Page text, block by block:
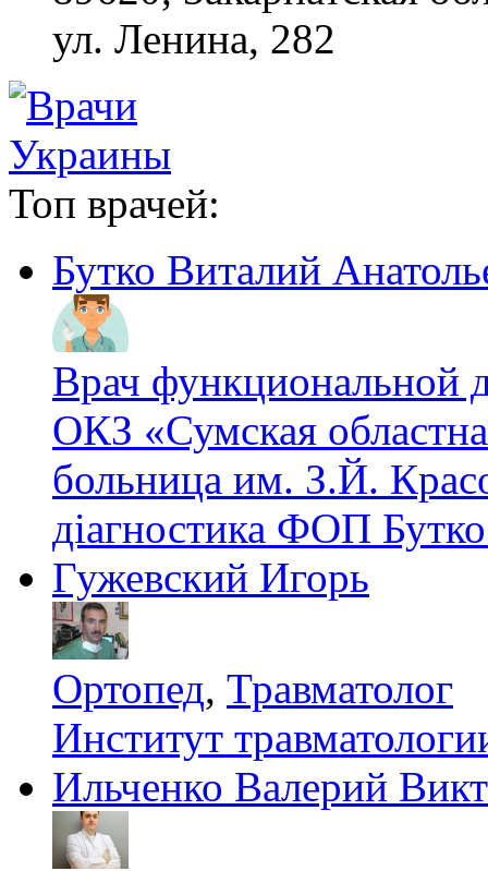
ул. Ленина, 282
Топ врачей:
Бутко Виталий
Врач функциональной
ОКЗ «Сумская
больница им. З.Й.
діагностика ФОП
Гужевский Игорь
Ортопед, Травматолог
Институт
Ильченко Валерий